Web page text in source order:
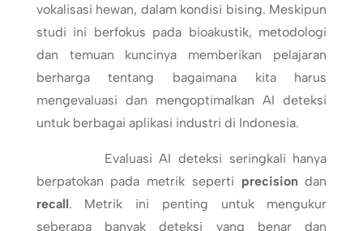
vokalisasi hewan, dalam kondisi bising. Meskipun
studi ini berfokus pada bioakustik, metodologi
dan temuan kuncinya memberikan pelajaran
berharga tentang bagaimana kita harus
mengevaluasi dan mengoptimalkan AI deteksi
untuk berbagai aplikasi industri di Indonesia.
Evaluasi AI deteksi seringkali hanya
berpatokan pada metrik seperti precision dan
recall. Metrik ini penting untuk mengukur
seberapa banyak deteksi yang benar dan